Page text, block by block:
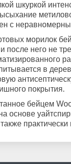
шкуркой
с
морилок
после него не
в
покрытия.
бейцем
основе